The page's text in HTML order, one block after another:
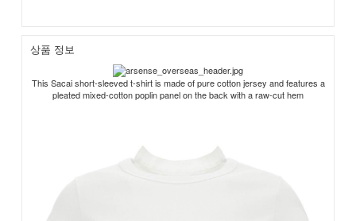
상품 정보
This Sacai short-sleeved t-shirt is made of pure cotton jersey and features a
pleated mixed-cotton poplin panel on the back with a raw-cut hem